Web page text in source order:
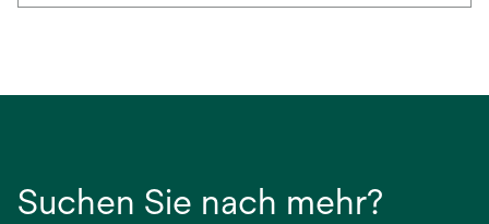
Suchen Sie nach mehr?